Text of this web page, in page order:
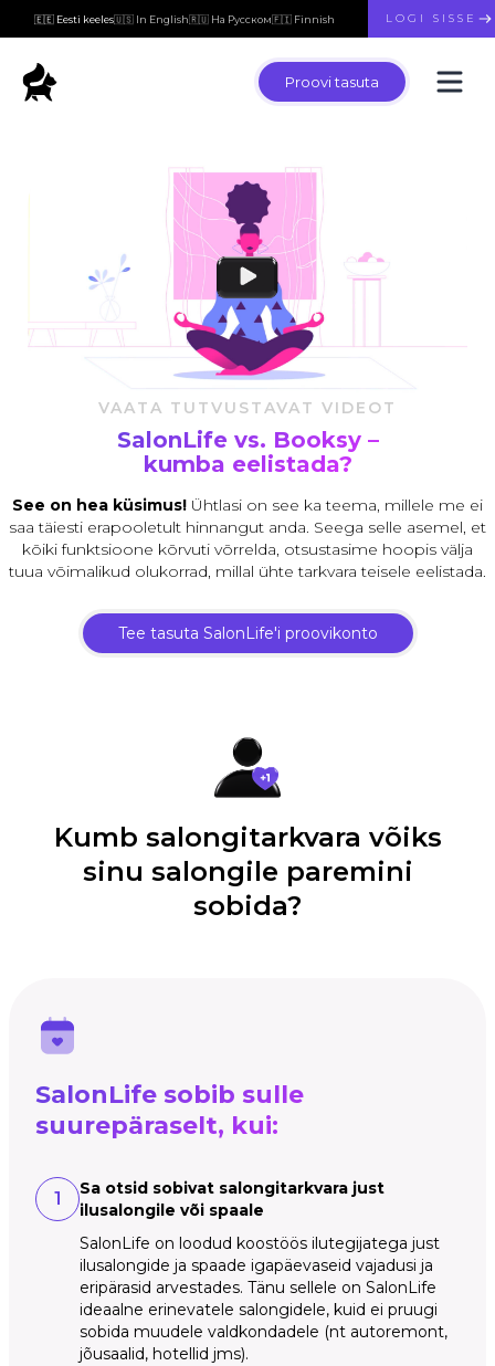
🇪🇪 Eesti keeles🇺🇸 In English🇷🇺 На Русском🇫🇮 Finnish LOGI SISSE
Proovi tasuta
VAATA TUTVUSTAVAT VIDEOT
SalonLife vs. Booksy –
kumba eelistada?
See on hea küsimus! Ühtlasi on see ka teema, millele me ei
saa täiesti erapooletult hinnangut anda. Seega selle asemel, et
kõiki funktsioone kõrvuti võrrelda, otsustasime hoopis välja
tuua võimalikud olukorrad, millal ühte tarkvara teisele eelistada.
Tee tasuta SalonLife'i proovikonto
Kumb salongitarkvara võiks
sinu salongile paremini
sobida?
SalonLife sobib sulle
suurepäraselt, kui:
1
Sa otsid sobivat salongitarkvara just
ilusalongile või spaale
SalonLife on loodud koostöös ilutegijatega just
ilusalongide ja spaade igapäevaseid vajadusi ja
eripärasid arvestades. Tänu sellele on SalonLife
ideaalne erinevatele salongidele, kuid ei pruugi
sobida muudele valdkondadele (nt autoremont,
jõusaalid, hotellid jms).